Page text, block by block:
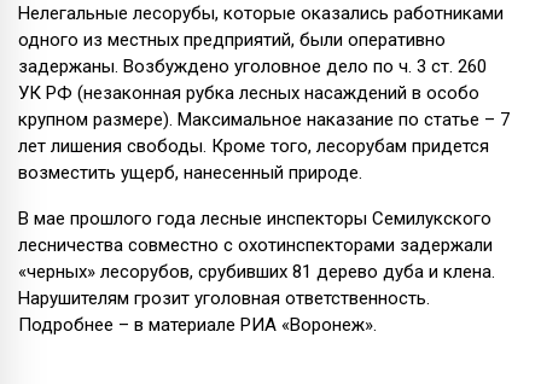
Нелегальные лесорубы, которые оказались работниками
одного из местных предприятий, были оперативно
задержаны. Возбуждено уголовное дело по ч. 3 ст. 260
УК РФ (незаконная рубка лесных насаждений в особо
крупном размере). Максимальное наказание по статье – 7
лет лишения свободы. Кроме того, лесорубам придется
возместить ущерб, нанесенный природе.
В мае прошлого года лесные инспекторы Семилукского
лесничества совместно с охотинспекторами задержали
«черных» лесорубов, срубивших 81 дерево дуба и клена.
Нарушителям грозит уголовная ответственность.
Подробнее – в материале РИА «Воронеж».